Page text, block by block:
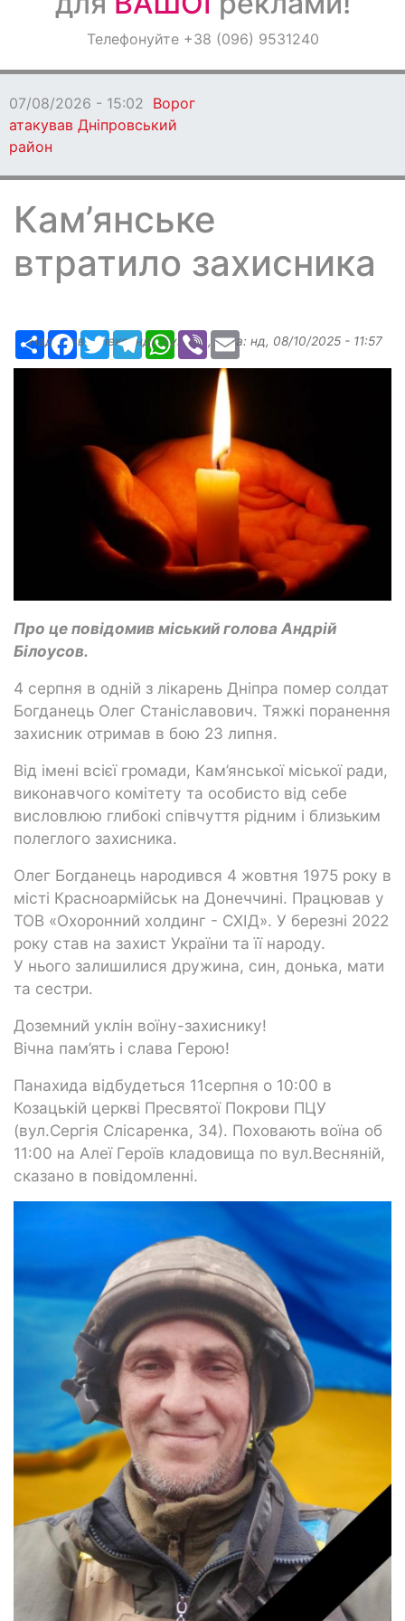
ОголошенняТелефонуйте +38 (096) 9531240
07/08/2026 - 15:02 Ворог
атакував Дніпровський
район
Кам’янське
втратило захисника
РесурсFacebook
TwitterTelegramWhatsApp
ViberEmail
Надіслав:Александр Бугаев , дата: нд, 08/10/2025 - 11:57
Про це повідомив міський голова Андрій
Білоусов.
4 серпня в одній з лікарень Дніпра помер солдат
Богданець Олег Станіславович. Тяжкі поранення
захисник отримав в бою 23 липня.
Від імені всієї громади, Кам’янської міської ради,
виконавчого комітету та особисто від себе
висловлюю глибокі співчуття рідним і близьким
полеглого захисника.
Олег Богданець народився 4 жовтня 1975 року в
місті Красноармійськ на Донеччині. Працював у
ТОВ «Охоронний холдинг - СХІД». У березні 2022
року став на захист України та її народу.
У нього залишилися дружина, син, донька, мати
та сестри.
Доземний уклін воїну-захиснику!
Вічна пам’ять і слава Герою!
Панахида відбудеться 11серпня о 10:00 в
Козацькій церкві Пресвятої Покрови ПЦУ
(вул.Сергія Слісаренка, 34). Поховають воїна об
11:00 на Алеї Героїв кладовища по вул.Весняній,
сказано в повідомленні.